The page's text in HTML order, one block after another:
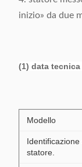
inizio» da due
(1) data
Modello
Identificazione
statore.